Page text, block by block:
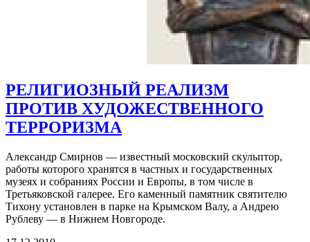
РЕЛИГИОЗНЫЙ РЕАЛИЗМ
ПРОТИВ ХУДОЖЕСТВЕННОГО
ТЕРРОРИЗМА
Александр Смирнов — известный московский скульптор,
работы которого хранятся в частных и государственных
музеях и собраниях России и Европы, в том числе в
Третьяковской галерее. Его каменный памятник святителю
Тихону установлен в парке на Крымском Валу, а Андрею
Рублеву — в Нижнем Новгороде.